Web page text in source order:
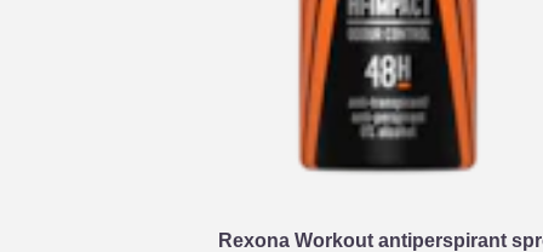
Rexona Workout antiperspirant